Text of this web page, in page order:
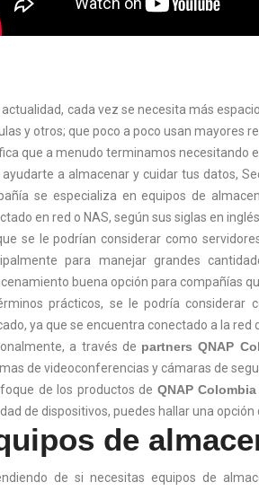
actualidad, cada vez se necesita más
y otros; que poco a poco usan mayores
que a menudo terminamos necesitando
ayudarte a almacenar y cuidar tus datos,
se especializa en equipos de
en red o NAS, según sus siglas en
se le podrían considerar como
para manejar grandes
buena opción para compañías
prácticos, se le podría
ya que se encuentra conectado a la
a través de partners QNAP
de videoconferencias y cámaras de
de los productos de QNAP Colombia
de dispositivos, puedes hallar una
de
de si necesitas equipos de